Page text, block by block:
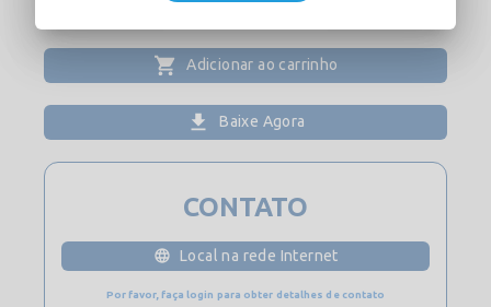
Adicionar ao carrinho
Baixe Agora
CONTATO
Local na rede Internet
Por favor, faça login para obter detalhes de contato